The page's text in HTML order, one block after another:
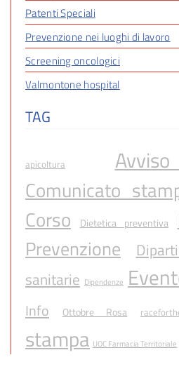
Patenti Speciali
Prevenzione nei luoghi di lavoro
Screening oncologici
Valmontone hospital
TAG
apicoltura
Comunicato
Corso Dietetica preventiva
Prevenzione
sanitarie Dipendenze
Info Ottobre Rosa
stampa UOC Farmacia Territoriale